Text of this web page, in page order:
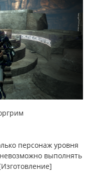
персонаж уровня
выполнять